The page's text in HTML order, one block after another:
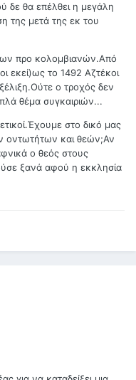
δε θα επέλθει η μεγάλη
της μετά της εκ του
προ κολομβιανών.Από
εκεί)ως το 1492 Αζτέκοι
ο τροχός δεν
θέμα συγκαιριών...
στο δικό μας
οντωτήτων και θεών;Αν
ο θεός στους
ξανά αφού η εκκλησία